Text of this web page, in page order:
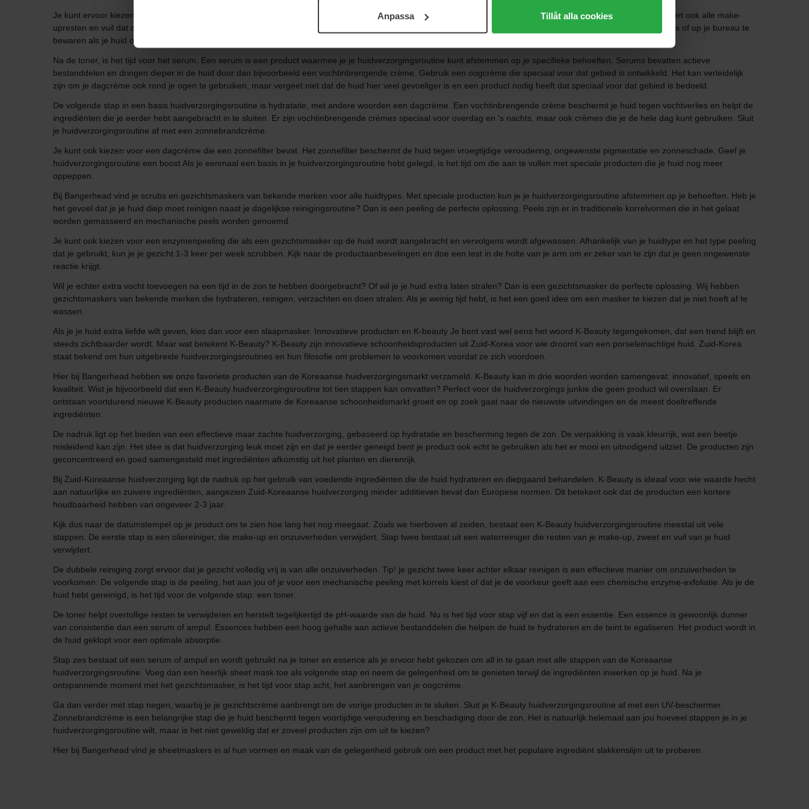
Anpassa Tillåt alla cookies
Je kunt ervoor kiezen het product rechtstreeks op de huid te sprayen als de verpakking dat toelaat, of het aan te brengen met een wattenschijfje. Een toner verwijdert ook alle make-
upresten en vuil dat op de huid is achtergebleven. Het bereidt de huid voor op de volgende stap in je huidverzorgingsroutine. Tip! Een facemist is perfect om in je tas of op je bureau te
bewaren als je huid overdag behoefte hebt aan extra vocht.
Na de toner, is het tijd voor het serum. Een serum is een product waarmee je je huidverzorgingsroutine kunt afstemmen op je specifieke behoeften. Serums bevatten actieve
bestanddelen en dringen dieper in de huid door dan bijvoorbeeld een vochtinbrengende crème. Gebruik een oogcrème die speciaal voor dat gebied is ontwikkeld. Het kan verleidelijk
zijn om je dagcrème ook rond je ogen te gebruiken, maar vergeet niet dat de huid hier veel gevoeliger is en een product nodig heeft dat speciaal voor dat gebied is bedoeld.
De volgende stap in een basis huidverzorgingsroutine is hydratatie, met andere woorden een dagcrème. Een vochtinbrengende crème beschermt je huid tegen vochtverlies en helpt de
ingrediënten die je eerder hebt aangebracht in te sluiten. Er zijn vochtinbrengende crèmes speciaal voor overdag en 's nachts, maar ook crèmes die je de hele dag kunt gebruiken. Sluit
je huidverzorgingsroutine af met een zonnebrandcrème.
Je kunt ook kiezen voor een dagcrème die een zonnefilter bevat. Het zonnefilter beschermt de huid tegen vroegtijdige veroudering, ongewenste pigmentatie en zonneschade. Geef je
huidverzorgingsroutine een boost Als je eenmaal een basis in je huidverzorgingsroutine hebt gelegd, is het tijd om die aan te vullen met speciale producten die je huid nog meer
oppeppen.
Bij Bangerhead vind je scrubs en gezichtsmaskers van bekende merken voor alle huidtypes. Met speciale producten kun je je huidverzorgingsroutine afstemmen op je behoeften. Heb je
het gevoel dat je je huid diep moet reinigen naast je dagelijkse reinigingsroutine? Dan is een peeling de perfecte oplossing. Peels zijn er in traditionele korrelvormen die in het gelaat
worden gemasseerd en mechanische peels worden genoemd.
Je kunt ook kiezen voor een enzymenpeeling die als een gezichtsmasker op de huid wordt aangebracht en vervolgens wordt afgewassen. Afhankelijk van je huidtype en het type peeling
dat je gebruikt, kun je je gezicht 1-3 keer per week scrubben. Kijk naar de productaanbevelingen en doe een test in de holte van je arm om er zeker van te zijn dat je geen ongewenste
reactie krijgt.
Wil je echter extra vocht toevoegen na een tijd in de zon te hebben doorgebracht? Of wil je je huid extra laten stralen? Dan is een gezichtsmasker de perfecte oplossing. Wij hebben
gezichtsmaskers van bekende merken die hydrateren, reinigen, verzachten en doen stralen. Als je weinig tijd hebt, is het een goed idee om een masker te kiezen dat je niet hoeft af te
wassen.
Als je je huid extra liefde wilt geven, kies dan voor een slaapmasker. Innovatieve producten en K-beauty Je bent vast wel eens het woord K-Beauty tegengekomen, dat een trend blijft en
steeds zichtbaarder wordt. Maar wat betekent K-Beauty? K-Beauty zijn innovatieve schoonheidsproducten uit Zuid-Korea voor wie droomt van een porseleinachtige huid. Zuid-Korea
staat bekend om hun uitgebreide huidverzorgingsroutines en hun filosofie om problemen te voorkomen voordat ze zich voordoen.
Hier bij Bangerhead hebben we onze favoriete producten van de Koreaanse huidverzorgingsmarkt verzameld. K-Beauty kan in drie woorden worden samengevat: innovatief, speels en
kwaliteit. Wist je bijvoorbeeld dat een K-Beauty huidverzorgingsroutine tot tien stappen kan omvatten? Perfect voor de huidverzorgings junkie die geen product wil overslaan. Er
ontstaan voortdurend nieuwe K-Beauty producten naarmate de Koreaanse schoonheidsmarkt groeit en op zoek gaat naar de nieuwste uitvindingen en de meest doeltreffende
ingrediënten.
De nadruk ligt op het bieden van een effectieve maar zachte huidverzorging, gebaseerd op hydratatie en bescherming tegen de zon. De verpakking is vaak kleurrijk, wat een beetje
misleidend kan zijn. Het idee is dat huidverzorging leuk moet zijn en dat je eerder geneigd bent je product ook echt te gebruiken als het er mooi en uitnodigend uitziet. De producten zijn
geconcentreerd en goed samengesteld met ingrediënten afkomstig uit het planten en dierenrijk.
Bij Zuid-Koreaanse huidverzorging ligt de nadruk op het gebruik van voedende ingrediënten die de huid hydrateren en diepgaand behandelen. K-Beauty is ideaal voor wie waarde hecht
aan natuurlijke en zuivere ingrediënten, aangezien Zuid-Koreaanse huidverzorging minder additieven bevat dan Europese normen. Dit betekent ook dat de producten een kortere
houdbaarheid hebben van ongeveer 2-3 jaar.
Kijk dus naar de datumstempel op je product om te zien hoe lang het nog meegaat. Zoals we hierboven al zeiden, bestaat een K-Beauty huidverzorgingsroutine meestal uit vele
stappen. De eerste stap is een oliereiniger, die make-up en onzuiverheden verwijdert. Stap twee bestaat uit een waterreiniger die resten van je make-up, zweet en vuil van je huid
verwijdert.
De dubbele reiniging zorgt ervoor dat je gezicht volledig vrij is van alle onzuiverheden. Tip! je gezicht twee keer achter elkaar reinigen is een effectieve manier om onzuiverheden te
voorkomen. De volgende stap is de peeling, het aan jou of je voor een mechanische peeling met korrels kiest of dat je de voorkeur geeft aan een chemische enzyme-exfoliatie. Als je de
huid hebt gereinigd, is het tijd voor de volgende stap: een toner.
De toner helpt overtollige resten te verwijderen en herstelt tegelijkertijd de pH-waarde van de huid. Nu is het tijd voor stap vijf en dat is een essentie. Een essence is gewoonlijk dunner
van consistentie dan een serum of ampul. Essences hebben een hoog gehalte aan actieve bestanddelen die helpen de huid te hydrateren en de teint te egaliseren. Het product wordt in
de huid geklopt voor een optimale absorptie.
Stap zes bestaat uit een serum of ampul en wordt gebruikt na je toner en essence als je ervoor hebt gekozen om all in te gaan met alle stappen van de Koreaanse
huidverzorgingsroutine. Voeg dan een heerlijk sheet mask toe als volgende stap en neem de gelegenheid om te genieten terwijl de ingrediënten inwerken op je huid. Na je
ontspannende moment met het gezichtsmasker, is het tijd voor stap acht, het aanbrengen van je oogcrème.
Ga dan verder met stap negen, waarbij je je gezichtscrème aanbrengt om de vorige producten in te sluiten. Sluit je K-Beauty huidverzorgingsroutine af met een UV-beschermer.
Zonnebrandcrème is een belangrijke stap die je huid beschermt tegen voortijdige veroudering en beschadiging door de zon. Het is natuurlijk helemaal aan jou hoeveel stappen je in je
huidverzorgingsroutine wilt, maar is het niet geweldig dat er zoveel producten zijn om uit te kiezen?
Hier bij Bangerhead vind je sheetmaskers in al hun vormen en maak van de gelegenheid gebruik om een product met het populaire ingrediënt slakkenslijm uit te proberen.